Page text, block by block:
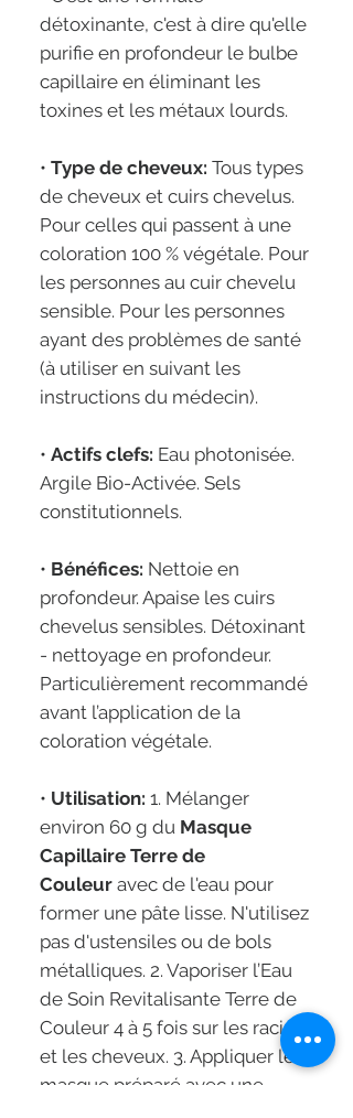
détoxinante, c'est à dire qu'elle
purifie en profondeur le bulbe
capillaire en éliminant les
toxines et les métaux lourds.
• Type de cheveux: Tous types
de cheveux et cuirs chevelus.
Pour celles qui passent à une
coloration 100 % végétale. Pour
les personnes au cuir chevelu
sensible. Pour les personnes
ayant des problèmes de santé
(à utiliser en suivant les
instructions du médecin).
• Actifs clefs: Eau photonisée.
Argile Bio-Activée. Sels
constitutionnels.
• Bénéfices: Nettoie en
profondeur. Apaise les cuirs
chevelus sensibles. Détoxinant
- nettoyage en profondeur.
Particulièrement recommandé
avant l’application de la
coloration végétale.
• Utilisation: 1. Mélanger
environ 60 g du Masque
Capillaire Terre de
Couleur avec de l'eau pour
former une pâte lisse. N'utilisez
pas d'ustensiles ou de bols
métalliques. 2. Vaporiser l’Eau
de Soin Revitalisante Terre de
Couleur 4 à 5 fois sur les racines
et les cheveux. 3. Appliquer le
masque préparé avec une